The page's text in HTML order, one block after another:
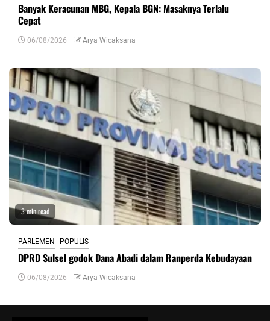
Banyak Keracunan MBG, Kepala BGN: Masaknya Terlalu
Cepat
06/08/2026 Arya Wicaksana
3 min read
PARLEMEN POPULIS
DPRD Sulsel godok Dana Abadi dalam Ranperda Kebudayaan
06/08/2026 Arya Wicaksana